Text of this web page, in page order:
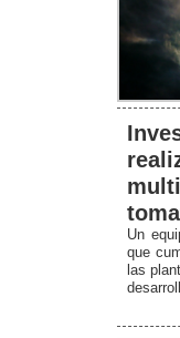
Un
que
las